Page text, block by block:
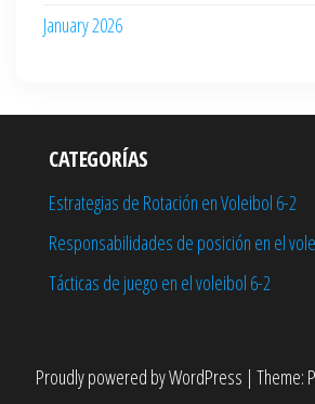
January 2026
CATEGORÍAS
Estrategias de Rotación en Voleibol 6-2
Responsabilidades de posición en el
Tácticas de juego en el voleibol 6-2
Proudly powered byWordPress | Theme: